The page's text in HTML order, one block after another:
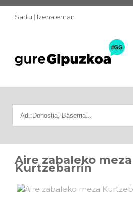
Sartu | Izena eman
Aire zabaleko meza
Kurtzebarrin